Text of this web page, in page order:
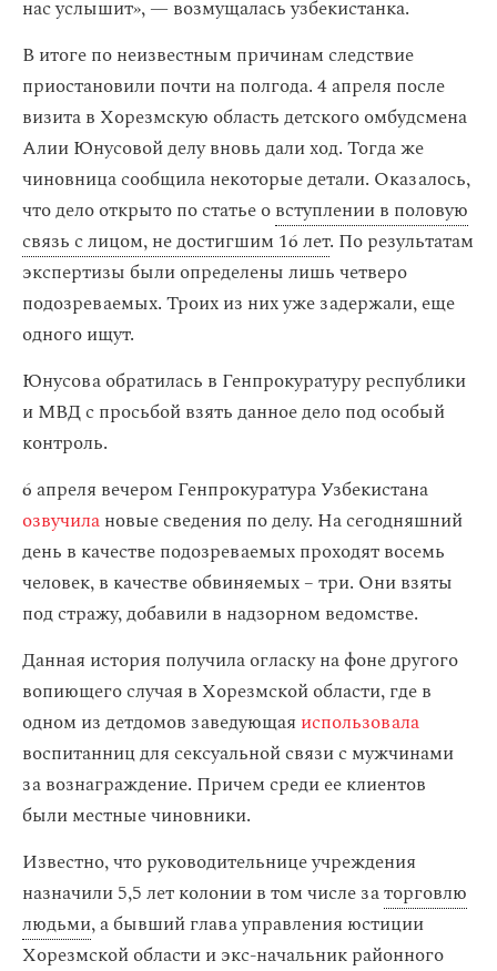
нас услышит», — возмущалась узбекистанка.
В итоге по неизвестным причинам следствие
приостановили почти на полгода. 4 апреля после
визита в Хорезмскую область детского омбудсмена
Алии Юнусовой делу вновь дали ход. Тогда же
чиновница сообщила некоторые детали. Оказалось,
что дело открыто по статье овступлении в половую
связь с лицом, не достигшим 16 лет. По результатам
экспертизы были определены лишь четверо
подозреваемых. Троих из них уже задержали, еще
одного ищут.
Юнусова обратилась в Генпрокуратуру республики
и МВД с просьбой взять данное дело под особый
контроль.
6 апреля вечером Генпрокуратура Узбекистана
озвучилановые сведения по делу. На сегодняшний
день в качестве подозреваемых проходят восемь
человек, в качестве обвиняемых – три. Они взяты
под стражу, добавили в надзорном ведомстве.
Данная история получила огласку на фоне другого
вопиющего случая в Хорезмской области, где в
одном из детдомов заведующая использовала
воспитанниц для сексуальной связи с мужчинами
за вознаграждение. Причем среди ее клиентов
были местные чиновники.
Известно, что руководительнице учреждения
назначили 5,5 лет колонии в том числе заторговлю
людьми, а бывший глава управления юстиции
Хорезмской области и экс-начальник районного